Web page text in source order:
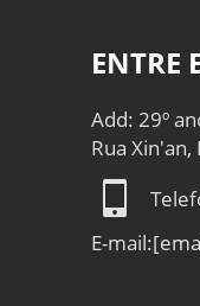
ENTRE
Add: 29º
Rua
E-mail: